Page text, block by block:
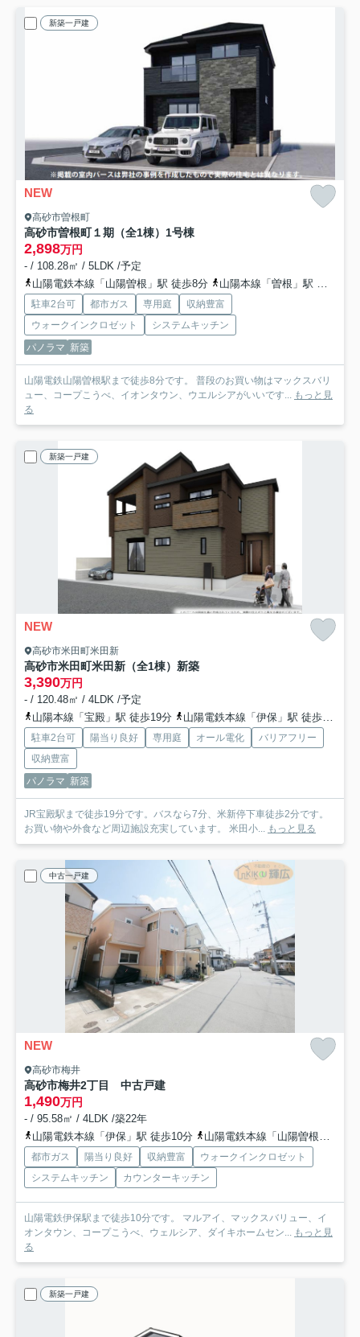
新築一戸建
NEW
高砂市曽根町
高砂市曽根町１期（全1棟）1号棟
2,898万円
- / 108.28㎡ / 5LDK /予定
山陽電鉄本線「山陽曽根」駅 徒歩8分
山陽本線「曽根」駅 徒歩39分
駐車2台可 都市ガス 専用庭
収納豊富
ウォークインクロゼット
システムキッチン
パノラマ 新築
山陽電鉄山陽曽根駅まで徒歩8分です。 普段のお買い物はマックスバリ
ュー、コープこうべ、イオンタウン、ウエルシアがいいです... もっと見
る
新築一戸建
NEW
高砂市米田町米田新
高砂市米田町米田新（全1棟）新築
3,390万円
- / 120.48㎡ / 4LDK /予定
山陽本線「宝殿」駅 徒歩19分
山陽電鉄本線「伊保」駅 徒歩31分
駐車2台可 陽当り良好 専用庭 オール電化
バリアフリー
収納豊富
パノラマ 新築
JR宝殿駅まで徒歩19分です。バスなら7分、米新停下車徒歩2分です。
お買い物や外食など周辺施設充実しています。 米田小... もっと見る
中古一戸建
NEW
高砂市梅井
高砂市梅井2丁目 中古戸建
1,490万円
- / 95.58㎡ / 4LDK /築22年
山陽電鉄本線「伊保」駅 徒歩10分
山陽電鉄本線「山陽曽根」駅 徒歩13分
都市ガス 陽当り良好 収納豊富
ウォークインクロゼット
システムキッチン
カウンターキッチン
山陽電鉄伊保駅まで徒歩10分です。 マルアイ、マックスバリュー、イ
オンタウン、コープこうべ、ウェルシア、ダイキホームセン... もっと見
る
新築一戸建